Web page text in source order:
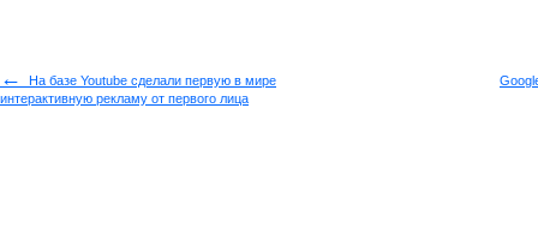
←
На базе Youtube сделали первую в мире
интерактивную рекламу от первого лица